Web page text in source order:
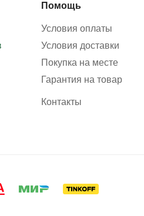
Помощь
Условия оплаты
Условия доставки
Покупка на месте
Гарантия на товар
Контакты